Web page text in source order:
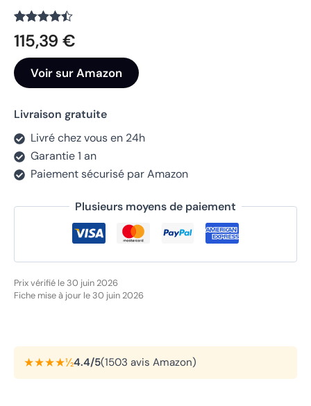
Noté
4.4
sur 5
1503
notations
client
115,39 €
Voir sur Amazon
Livraison gratuite
Livré chez vous en 24h
Garantie 1 an
Paiement sécurisé par Amazon
Plusieurs moyens de paiement
Prix vérifié le 30 juin 2026
Fiche mise à jour le 30 juin 2026
★★★★½4.4/5(1503 avis Amazon)